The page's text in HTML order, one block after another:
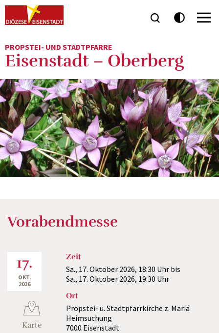
PROPSTEI- UND STADTPFARRE
Eisenstadt – Oberberg
Vorabendmesse
17.
OKT.
2026
Karte
Zeit
Sa., 17. Oktober 2026, 18:30 Uhr bis
Sa., 17. Oktober 2026, 19:30 Uhr
Ort
Propstei- u. Stadtpfarrkirche z. Mariä
Heimsuchung
7000 Eisenstadt